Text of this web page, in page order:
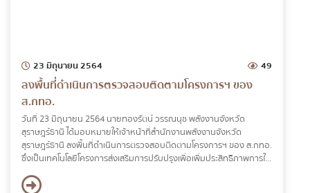
23 มิถุนายน 2564 49
ลงพื้นที่ดำเนินการตรวจสอบติดตามโครงการฯ ของ
ส.กทอ.
วันที่ 23 มิถุนายน 2564 นายทองรัตน์ วรรณนุช พลังงานจังหวัด
สุราษฎร์ธานี ได้มอบหมายให้เจ้าหน้าที่สำนักงานพลังงานจังหวัด
สุราษฎร์ธานี ลงพื้นที่ดำเนินการตรวจสอบติดตามโครงการฯ ของ ส.กทอ.
ซึ่งเป็นเทคโนโลยีโครงการส่งเสริมการปรับปรุงเพื่อเพิ่มประสิทธิภาพการใช้
พลังงานความร้อนด้วยวิธีอุดหนุนผลประหยัด (DSM) ณ บริษัท ท่าฉาง
สวนปาล์มน้ำมันอุตสาหกรรม จำกัด